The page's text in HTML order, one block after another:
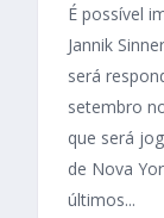
É possível
Jannik
será
setembro
que será
de Nova
últimos...